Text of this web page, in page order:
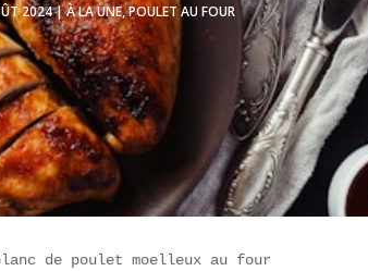
2024|À LA UNE,POULET AU FOUR
de poulet moelleux au four